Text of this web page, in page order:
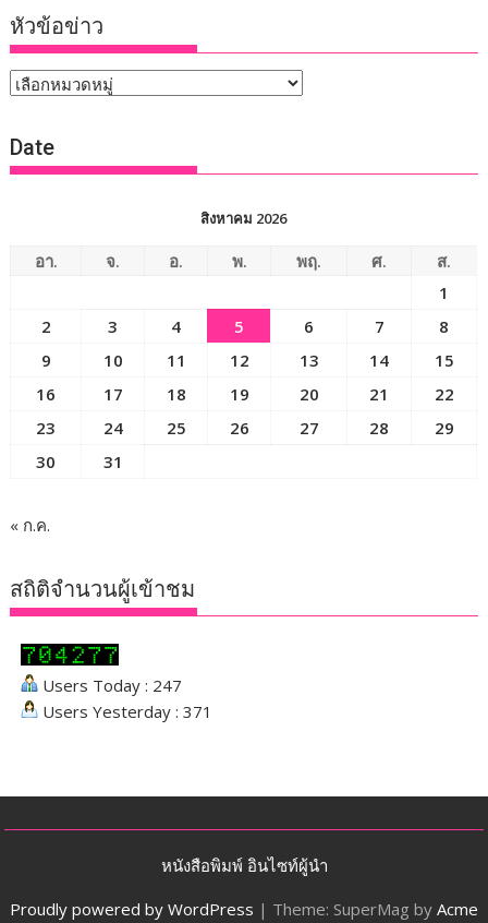
หัวข้อข่าว
หัวข้อ
Date
สิงหาคม 2026
อา. จ. อ. พ. พฤ. ศ.
ส.
1
2
3 4 5 6 7
8
9
10 11 12 13 14
15
16
17 18 19 20 21
22
23
24 25 26 27 28
29
30
31
« ก.ค.
สถิติจำนวนผู้เข้าชม
Users Today : 247
Users Yesterday : 371
หนังสือพิมพ์ อินไซท์ผู้นำ
Proudly powered by WordPress | Theme: SuperMag by Acme